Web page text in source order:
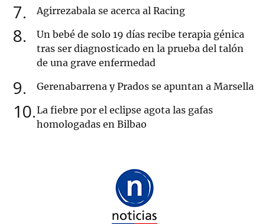
7 Agirrezabala se acerca al Racing
8
Un bebé de solo 19 días recibe terapia génica
tras ser diagnosticado en la prueba del talón
de una grave enfermedad
9 Gerenabarrena y Prados se apuntan a Marsella
10 La fiebre por el eclipse agota las gafas
homologadas en Bilbao